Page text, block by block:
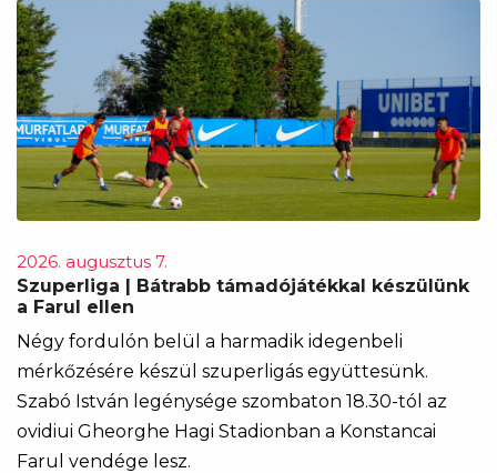
2026. augusztus 7.
Szuperliga | Bátrabb támadójátékkal készülünk
a Farul ellen
Négy fordulón belül a harmadik idegenbeli
mérkőzésére készül szuperligás együttesünk.
Szabó István legénysége szombaton 18.30-tól az
ovidiui Gheorghe Hagi Stadionban a Konstancai
Farul vendége lesz.